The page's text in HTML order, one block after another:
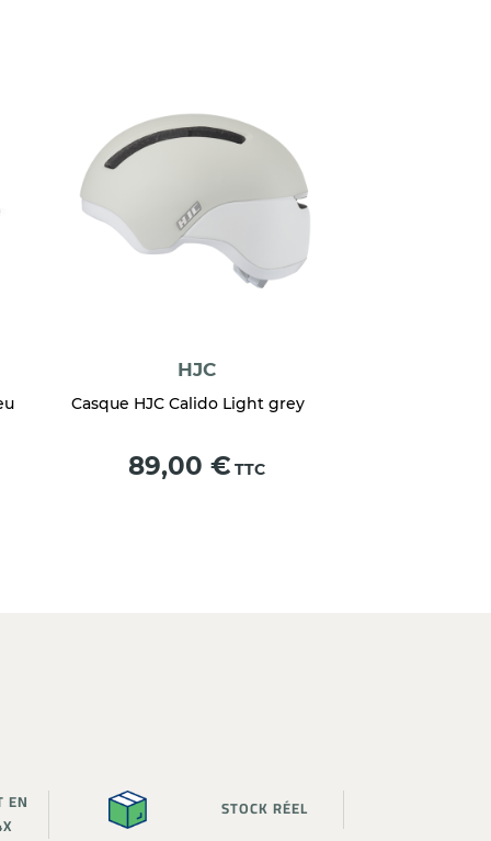
HJC
Casque HJC Calido Light grey
Prix
89,00 € TTC
EN
STOCK RÉEL